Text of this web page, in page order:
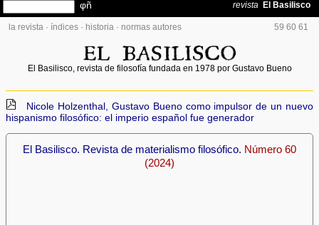
la revista · índices · historia · normas autores 59 60 61
El Basilisco, revista de filosofía fundada en 1978 por Gustavo Bueno
Nicole Holzenthal, Gustavo Bueno como impulsor de un nuevo
hispanismo filosófico: el imperio español fue generador
El Basilisco. Revista de materialismo filosófico. Número 60
(2024)